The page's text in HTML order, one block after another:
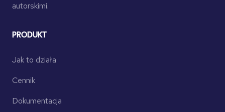
autorskimi.
PRODUKT
Jak to działa
Cennik
Dokumentacja